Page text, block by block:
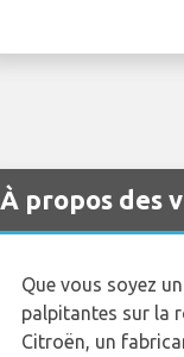
À propos des
Que vous soyez
palpitantes sur la
Citroën, un